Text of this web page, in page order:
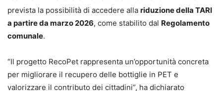
prevista la possibilità di accedere alla riduzione della TARI
a partire da marzo 2026, come stabilito dal Regolamento
comunale.
“Il progetto RecoPet rappresenta un’opportunità concreta
per migliorare il recupero delle bottiglie in PET e
valorizzare il contributo dei cittadini”, ha dichiarato